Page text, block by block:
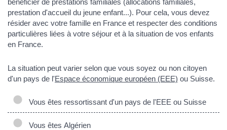
prestation d'accueil du jeune enfant...). Pour cela, vous devez
résider avec votre famille en France et respecter des conditions
particulières liées à votre séjour et à la situation de vos enfants
en France.
La situation peut varier selon que vous soyez ou non citoyen
d'un pays de l'Espace économique européen (EEE) ou Suisse.
Vous êtes ressortissant d'un pays de l'EEE ou Suisse
Vous êtes Algérien